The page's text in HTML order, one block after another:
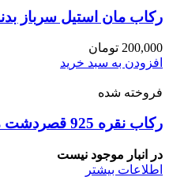
رکاب مان استیل سرباز
200,000 تومان
افزودن به سبد خرید
فروخته شده
رکاب نقره 925 قصردشت مردانه تضمینی
در انبار موجود نیست
اطلاعات بیشتر